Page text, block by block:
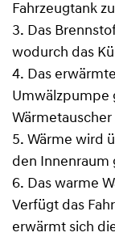
Fahrzeugtank
3. Das
wodurch das
4. Das
Umwälzpumpe
5. Wärme wird
den Innenraum
6. Das warme
Verfügt das
erwärmt sich